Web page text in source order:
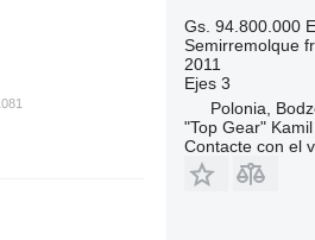
Gs. 94.800.000
Semirremolque
2011
Ejes 3
Polonia,
"Top Gear"
Contacte con el